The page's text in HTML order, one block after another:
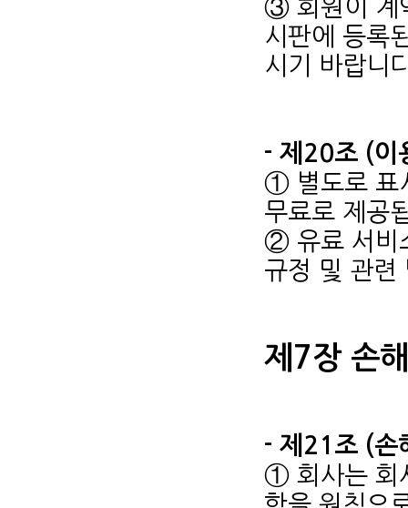
③ 회원이 계
시판에 등록
시기 바랍니
- 제20조 (이
① 별도로 표
무료로 제공
② 유료 서비
규정 및 관련
제7장 손
- 제21조 (손
① 회사는 회